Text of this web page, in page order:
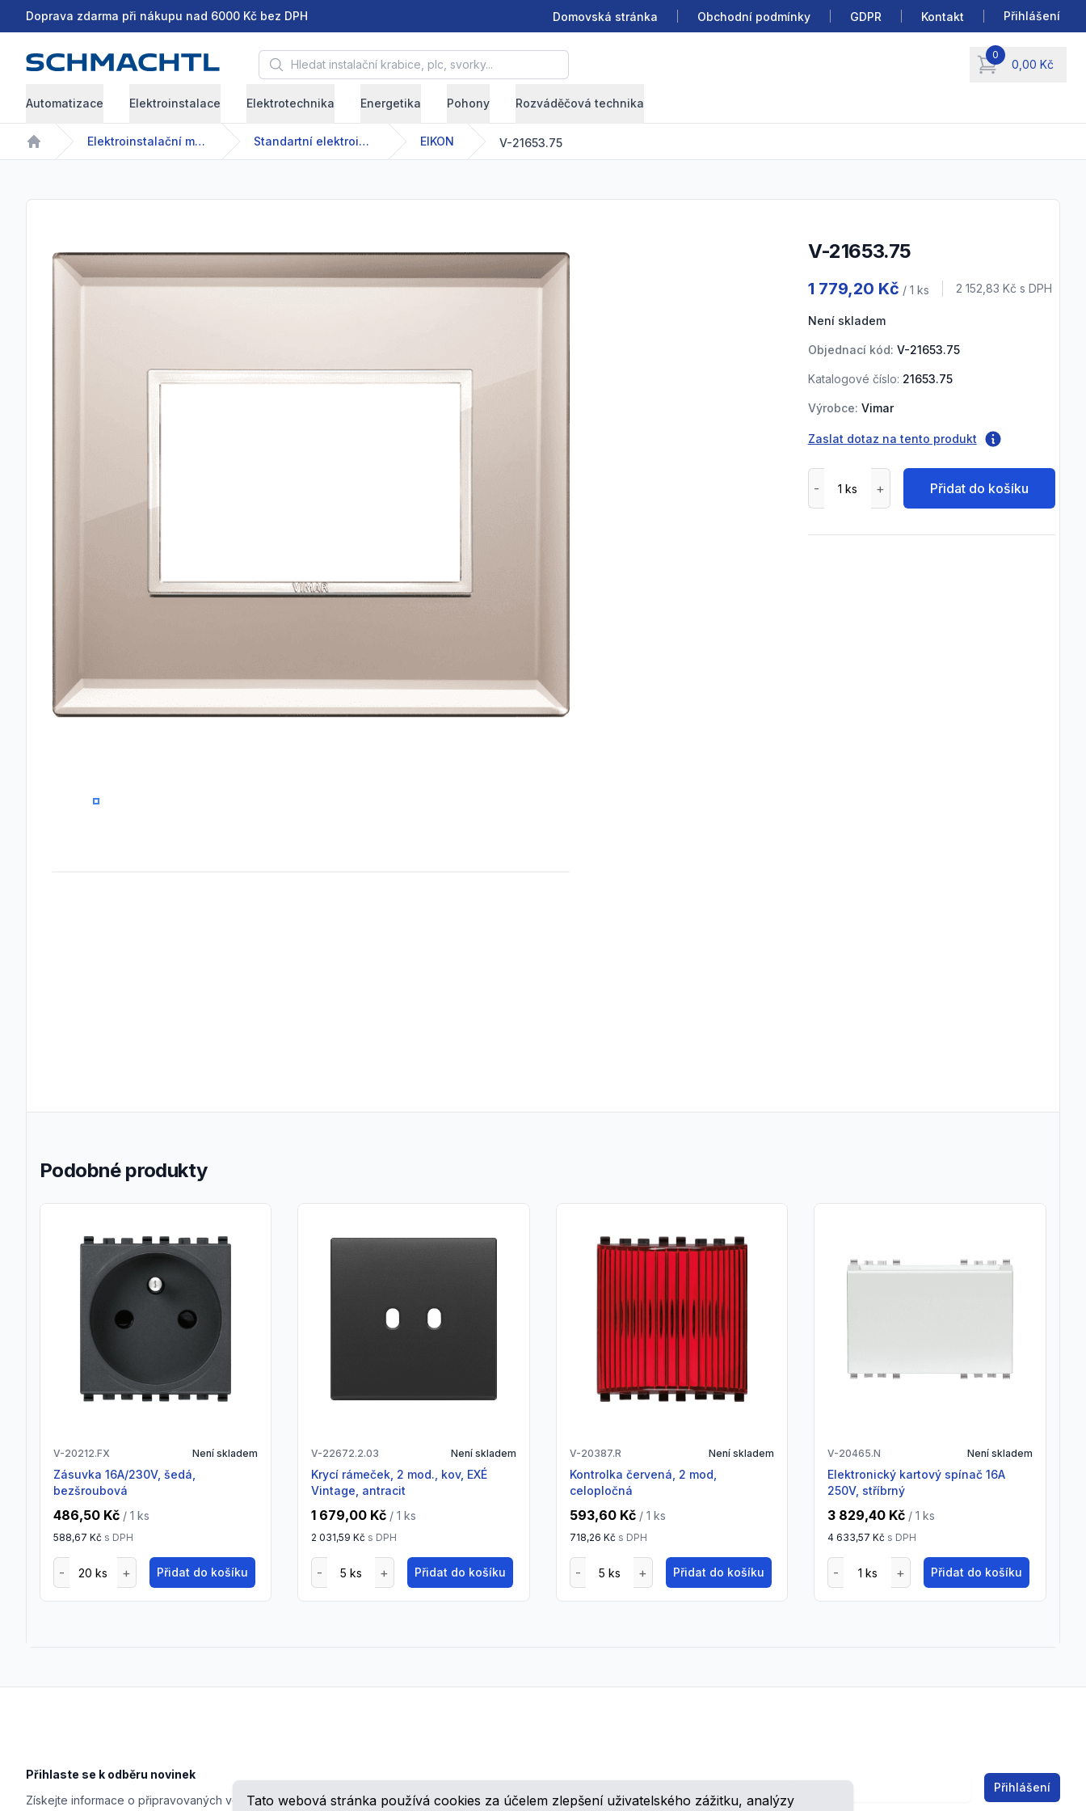
Tato webová stránka používá cookies za účelem zlepšení uživatelského zážitku, analýzy
Doprava zdarma při nákupu nad 6000 Kč bez DPH Domovská stránka Obchodní podmínky GDPR Kontakt Přihlášení
Hledat instalační krabice, plc, svorky... 0
0,00 Kč
items in cart, view
Automatizace Elektroinstalace Elektrotechnika Energetika Pohony Rozváděčová technika
Home
Elektroinstalační materiál Standartní elektroinstalační přístroje EIKON V-21653.75
0
V-21653.75
1 779,20 Kč / 1 ks Cena s DPH
2 152,83 Kč s DPH
Není skladem
Objednací kód: V-21653.75
Katalogové číslo: 21653.75
Výrobce: Vimar
Zaslat dotaz na tento produkt
Přidat do košíku
Podobné produkty
V-20212.FX Není skladem
zásuvka 16A/230V, šedá,
bezšroubová
486,50 Kč / 1 ks
588,67 Kč s DPH
Přidat do košíku
V-22672.2.03 Není skladem
krycí rámeček, 2 mod., kov, EXÉ
Vintage, antracit
1 679,00 Kč / 1 ks
2 031,59 Kč s DPH
Přidat do košíku
V-20387.R Není skladem
kontrolka červená, 2 mod,
celopločná
593,60 Kč / 1 ks
718,26 Kč s DPH
Přidat do košíku
V-20465.N Není skladem
elektronický kartový spínač 16A
250V, stříbrný
3 829,40 Kč / 1 ks
4 633,57 Kč s DPH
Přidat do košíku
Přihlaste se k odběru novinek
Získejte informace o připravovaných veletrzích, školeních, novinkách, speciálních cenových nabídkách a různých zajímavých akcích.
Email address Přihlášení